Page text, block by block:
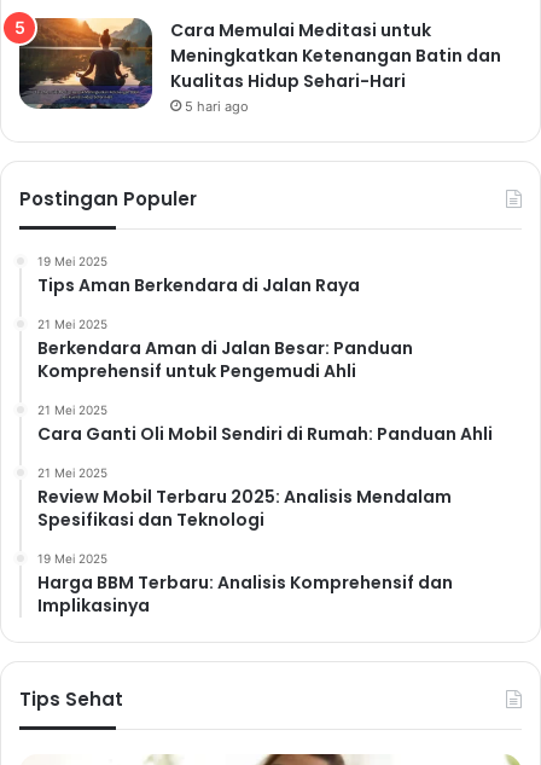
Cara Memulai Meditasi untuk
Meningkatkan Ketenangan Batin dan
Kualitas Hidup Sehari-Hari
5 hari ago
Postingan Populer
19 Mei 2025
Tips Aman Berkendara di Jalan Raya
21 Mei 2025
Berkendara Aman di Jalan Besar: Panduan
Komprehensif untuk Pengemudi Ahli
21 Mei 2025
Cara Ganti Oli Mobil Sendiri di Rumah: Panduan Ahli
21 Mei 2025
Review Mobil Terbaru 2025: Analisis Mendalam
Spesifikasi dan Teknologi
19 Mei 2025
Harga BBM Terbaru: Analisis Komprehensif dan
Implikasinya
Tips Sehat